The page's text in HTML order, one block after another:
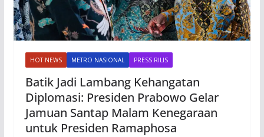
HOT NEWS METRO NASIONAL PRESS RILIS
Batik Jadi Lambang Kehangatan
Diplomasi: Presiden Prabowo Gelar
Jamuan Santap Malam Kenegaraan
untuk Presiden Ramaphosa